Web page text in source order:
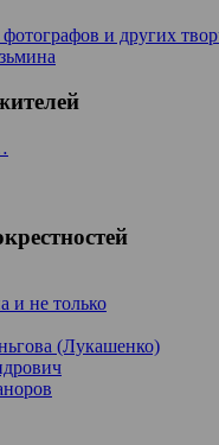
и других
и не только
(Лукашенко)